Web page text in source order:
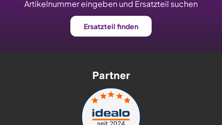
Artikelnummer eingeben und Ersatzteil suchen
Ersatzteil finden
Partner